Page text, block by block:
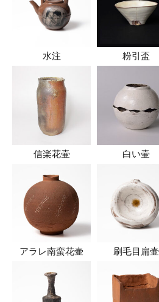
水注 粉引盃
信楽花壷 白い壷
アラレ南蛮花壷 刷毛目扁壷